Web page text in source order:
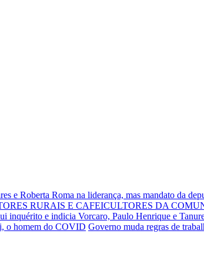
e Roberta Roma na liderança, mas mandato da
RURAIS E CAFEICULTORES DA
inquérito e indicia Vorcaro, Paulo Henrique e
o homem do COVID Governo muda regras de